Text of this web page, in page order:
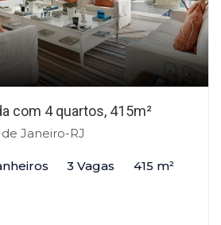
com 4 quartos, 415m²
Janeiro-RJ
3 Vagas 415 m²